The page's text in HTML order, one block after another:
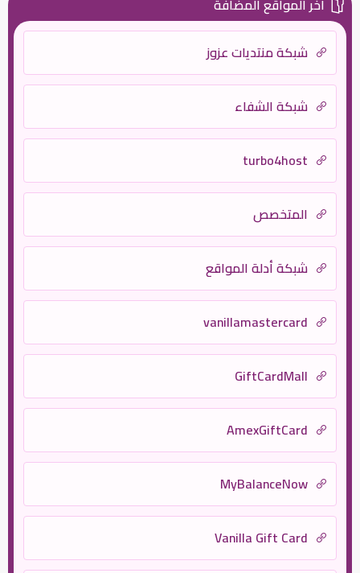
شبكة منتديات عزوز
شبكة الشفاء
turbo4host
المتخصص
شبكة أدلة المواقع
vanillamastercard
GiftCardMall
AmexGiftCard
MyBalanceNow
Vanilla Gift Card